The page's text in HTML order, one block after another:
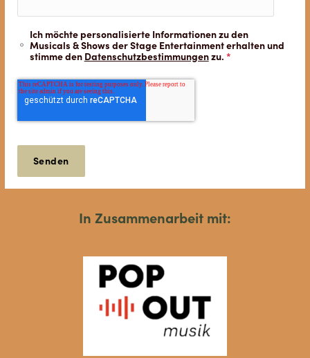
Ich möchte personalisierte Informationen zu den
Musicals & Shows der Stage Entertainment erhalten und
stimme den Datenschutzbestimmungenzu. *
In Zusammenarbeit mit: